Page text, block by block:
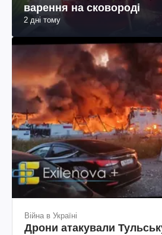
варення на сковороді
2 дні тому
Війна в Україні
Дрони атакували